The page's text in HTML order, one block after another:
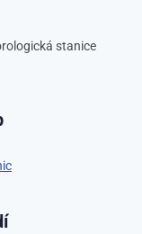
stanice